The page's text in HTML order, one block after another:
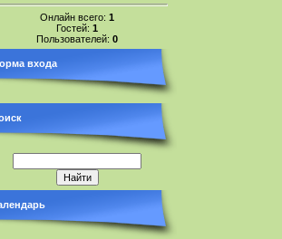
Онлайн всего: 1
Гостей: 1
Пользователей: 0
входа